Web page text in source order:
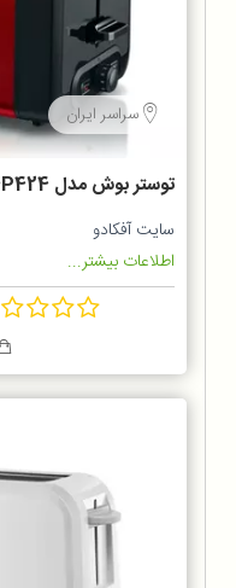
سراسر ایران
توستر بوش مدل TAT4P424
سایت آفکادو
اطلاعات بیشتر...